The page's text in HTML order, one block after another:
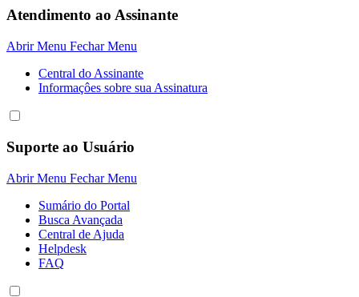
Atendimento ao Assinante
Abrir Menu Fechar Menu
Central do Assinante
Informaçôes sobre sua Assinatura
Suporte ao Usuário
Abrir Menu Fechar Menu
Sumário do Portal
Busca Avançada
Central de Ajuda
Helpdesk
FAQ